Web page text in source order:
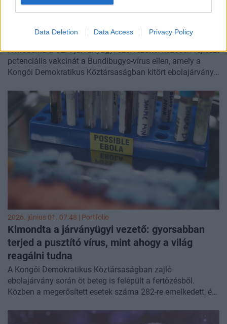
Data Deletion Data Access Privacy Policy
Bejelentette a Covid-vakcinagyártó:
halálos kór megfékezésére
A Moderna a CEPI járványügyi szervezettel közösen fejleszt
potenciális vakcinát a Bundibugyo-vírus ellen, amely a
Kongói Demokratikus Köztársaságban kitört ebolajárvány
2026. június 01. 07:48 | Portfolio
Kimondta a járványügyi vezető: gyorsabban
terjed a pusztító vírus, mint ahogy a világ
reagálni tudna
A Kongói Demokratikus Köztársaságban zajló
ebolajárvány során öt beteg is felépült a fertőzésből.
Közben a megerősített esetek száma 282-re emelkedett, és